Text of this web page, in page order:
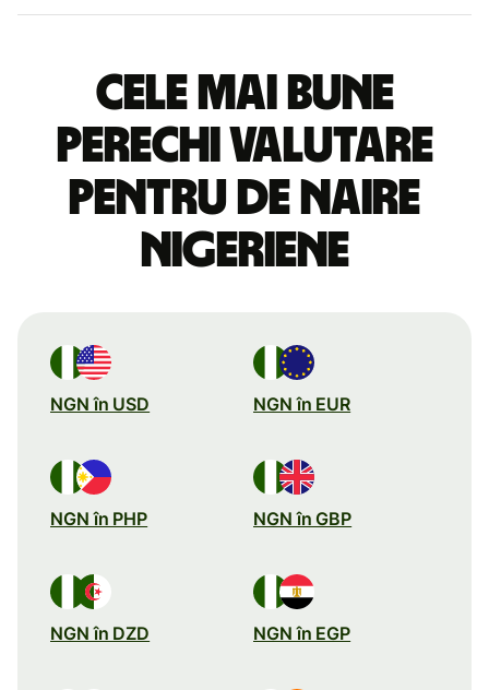
Cele mai bune
perechi valutare
pentru de naire
nigeriene
NGN în USD NGN în EUR
NGN în PHP NGN în GBP
NGN în DZD NGN în EGP